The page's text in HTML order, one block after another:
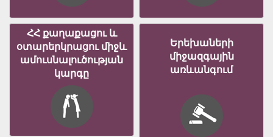
ՀՀ քաղաքացու և
օտարերկրացու միջև
ամուսնալուծության
կարգը
Երեխաների
միջազգային
առևանգում